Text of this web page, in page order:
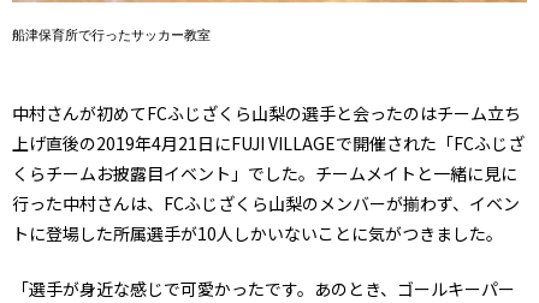
船津保育所で行ったサッカー教室
中村さんが初めてFCふじざくら山梨の選手と会ったのはチーム立ち
上げ直後の2019年4月21日にFUJI VILLAGEで開催された「FCふじざ
くらチームお披露目イベント」でした。チームメイトと一緒に見に
行った中村さんは、FCふじざくら山梨のメンバーが揃わず、イベン
トに登場した所属選手が10人しかいないことに気がつきました。
「選手が身近な感じで可愛かったです。あのとき、ゴールキーパー